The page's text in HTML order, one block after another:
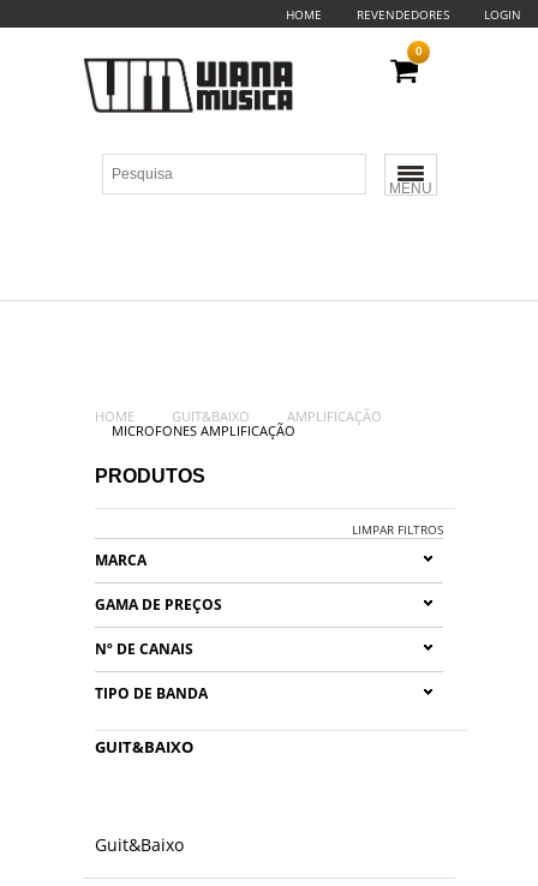
HOME REVENDEDORES LOGIN
MENU
0
HOME GUIT&BAIXO
AMPLIFICAÇÃO
MICROFONES AMPLIFICAÇÃO
PRODUTOS
LIMPAR FILTROS
MARCA
GAMA DE PREÇOS
Nº DE CANAIS
TIPO DE BANDA
GUIT&BAIXO
Guit&Baixo